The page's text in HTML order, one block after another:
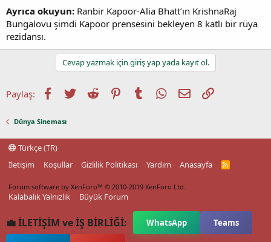
Ayrıca okuyun: Ranbir Kapoor-Alia Bhatt’ın KrishnaRaj
Bungalovu şimdi Kapoor prensesini bekleyen 8 katlı bir rüya
rezidansı.
Cevap yazmak için giriş yap yada kayıt ol.
Paylaş: Facebook
TwitterReddit PinterestTumblrWhatsApp
E-postaLink
Dünya Sineması
Türkçe (TR)
İletişim
Koşullar Gizlilik Politikası Yardım Anasayfa
R
Forum software by XenForo™ © 2010-2019 XenForo Ltd.
Kalabalık Yalnızlık Büyük Forum
💼 İLETİŞİM ve İŞ BİRLİĞİ: WhatsApp Teams